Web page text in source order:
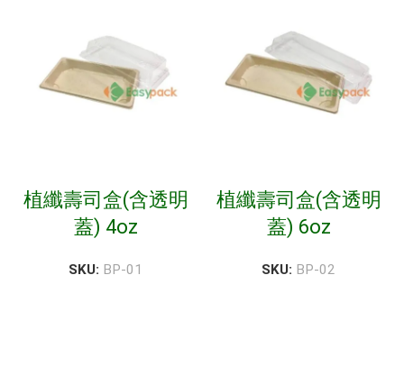
植纖壽司盒(含透明
蓋) 4oz
SKU: BP-01
植纖壽司盒(含透明
蓋) 6oz
SKU: BP-02